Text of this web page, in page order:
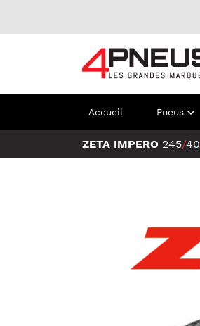
Accueil Pneus
ZETA IMPERO 245/40